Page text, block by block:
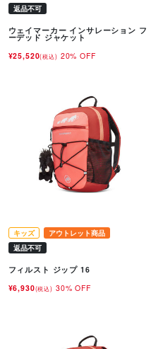
返品不可
ウェイマーカー インサレーション フ
ーデッド ジャケット
¥25,520(税込) 20% OFF
キッズ
アウトレット商品
返品不可
フィルスト ジップ 16
¥6,930(税込) 30% OFF